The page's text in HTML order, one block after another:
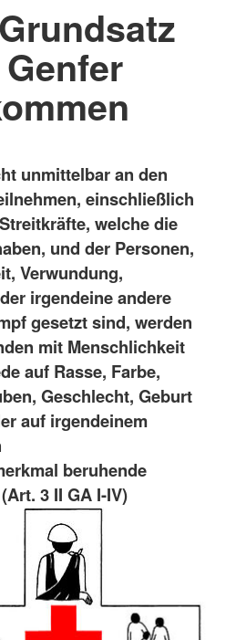
unmittelbar an den
einschließlich
welche die
und der Personen,
Verwundung,
irgendeine andere
gesetzt sind, werden
mit Menschlichkeit
auf Rasse, Farbe,
Geschlecht, Geburt
auf irgendeinem
beruhende
3 II GA I-IV)